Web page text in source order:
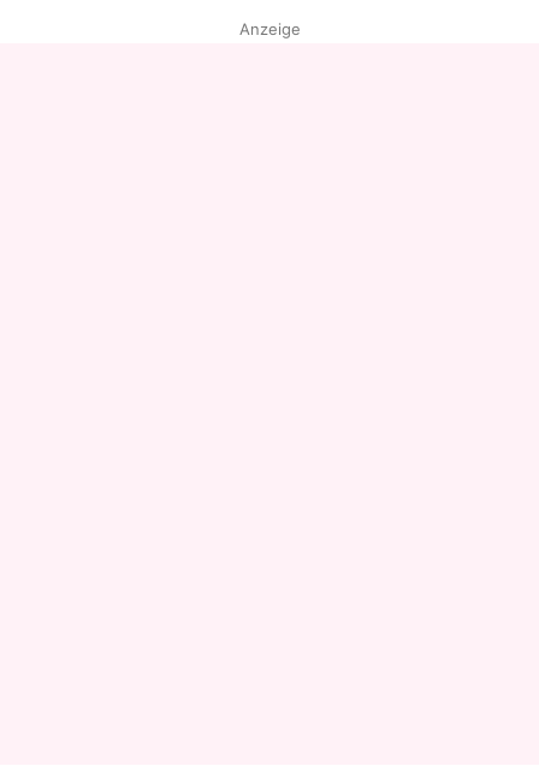
Anzeige